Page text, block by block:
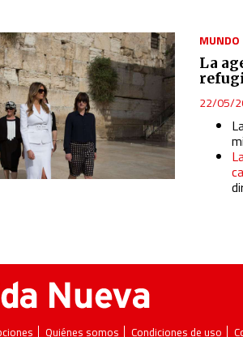
MUNDO
La
22/05/
Quiénes somos Condiciones de uso